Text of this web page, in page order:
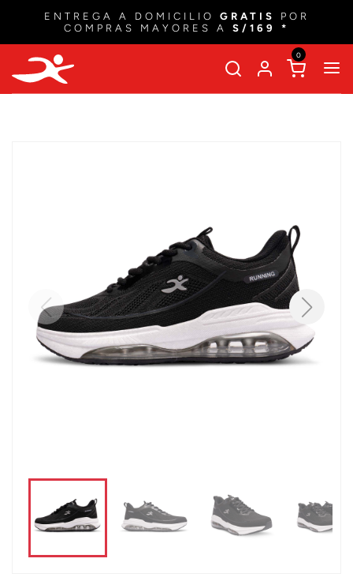
ENTREGA A DOMICILIO GRATIS
POR
COMPRAS MAYORES A S/169 *
0